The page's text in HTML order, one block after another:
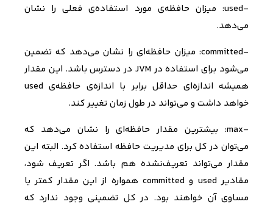
-
used: میزان حافظه‌ی مورد استفاده‌ی فعلی را نشان
می‌دهد.
-
committed: میزان حافظه‌ای را نشان می‌دهد که تضمین
می‌شود برای استفاده در JVM در دسترس باشد. این مقدار
همیشه اندازه‌ای حداقل برابر با اندازه‌ی حافظه‌ی used
خواهد داشت و می‌تواند در طول زمان تغییر کند.
-
max: بیشترین مقدار حافظه‌ای را نشان می‌دهد که
می‌توان در کل برای مدیریت حافظه استفاده کرد. البته این
مقدار می‌تواند تعریف‌نشده هم باشد. اگر تعریف شود،
مقادیر used و committed همواره از این مقدار کمتر یا
مساوی آن خواهند بود. در کل تضمینی وجود ندارد که